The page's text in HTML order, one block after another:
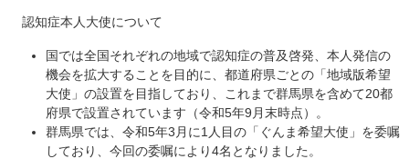
認知症本人大使について
国では全国それぞれの地域で認知症の普及啓発、本人発信の
機会を拡大することを目的に、都道府県ごとの「地域版希望
大使」の設置を目指しており、これまで群馬県を含めて20都
府県で設置されています（令和5年9月末時点）。
群馬県では、令和5年3月に1人目の「ぐんま希望大使」を委嘱
しており、今回の委嘱により4名となりました。